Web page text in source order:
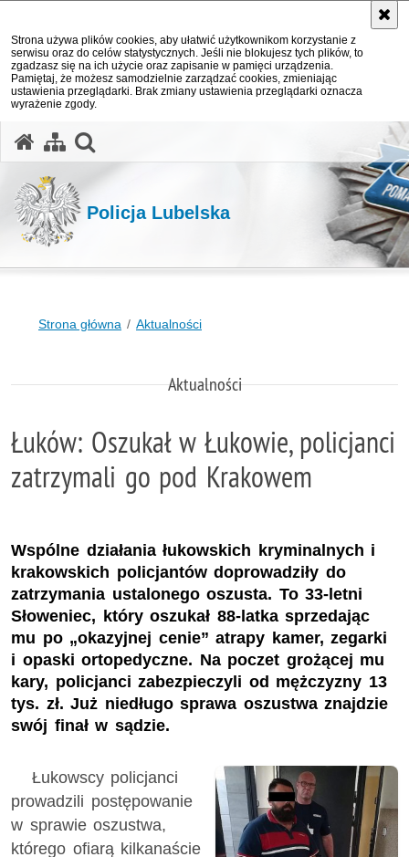
Strona używa plików cookies, aby ułatwić użytkownikom korzystanie z
serwisu oraz do celów statystycznych. Jeśli nie blokujesz tych plików, to
zgadzasz się na ich użycie oraz zapisanie w pamięci urządzenia.
Pamiętaj, że możesz samodzielnie zarządzać cookies, zmieniając
ustawienia przeglądarki. Brak zmiany ustawienia przeglądarki oznacza
wyrażenie zgody.
Policja Lubelska
Strona główna Aktualności
Aktualności
Łuków: Oszukał w Łukowie, policjanci
zatrzymali go pod Krakowem
Wspólne działania łukowskich kryminalnych i
krakowskich policjantów doprowadziły do
zatrzymania ustalonego oszusta. To 33-letni
Słoweniec, który oszukał 88-latka sprzedając
mu po „okazyjnej cenie” atrapy kamer, zegarki
i opaski ortopedyczne. Na poczet grożącej mu
kary, policjanci zabezpieczyli od mężczyzny 13
tys. zł. Już niedługo sprawa oszustwa znajdzie
swój finał w sądzie.
Łukowscy policjanci
prowadzili postępowanie
w sprawie oszustwa,
którego ofiarą kilkanaście